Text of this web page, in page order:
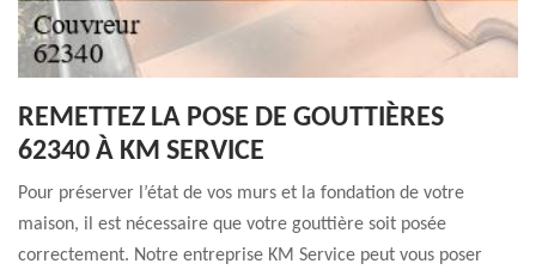
REMETTEZ LA POSE DE GOUTTIÈRES
62340 À KM SERVICE
Pour préserver l’état de vos murs et la fondation de votre
maison, il est nécessaire que votre gouttière soit posée
correctement. Notre entreprise KM Service peut vous poser